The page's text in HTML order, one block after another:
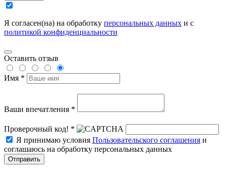
Я согласен(на) на обработку персональных данных и с
политикой конфиденциальности
Оставить отзыв
Имя *
Ваши впечатления *
Проверочный код! *
Я принимаю условия Пользовательского соглашения и
соглашаюсь на обработку персональных данных
Отправить